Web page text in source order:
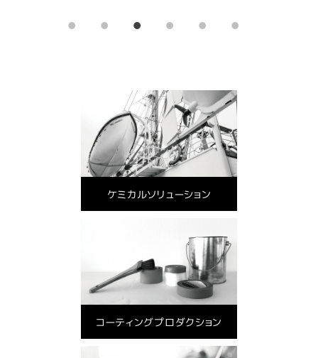
ケミカルソリューション
コーティングプロダクション